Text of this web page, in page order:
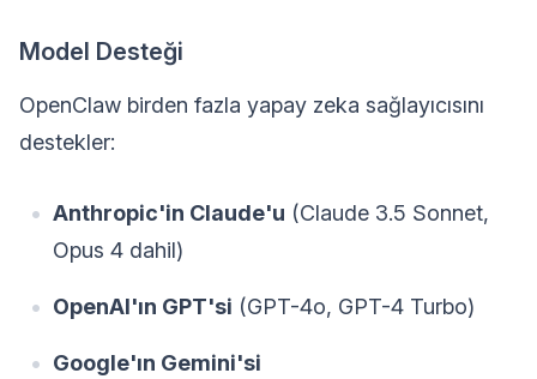
Model Desteği
OpenClaw birden fazla yapay zeka sağlayıcısını
destekler:
Anthropic'in Claude'u (Claude 3.5 Sonnet,
Opus 4 dahil)
OpenAI'ın GPT'si (GPT-4o, GPT-4 Turbo)
Google'ın Gemini'si